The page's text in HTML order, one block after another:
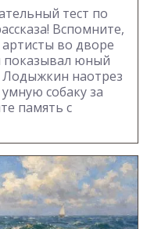
тест по
Вспомните,
во дворе
показывал юный
наотрез
собаку за
память с